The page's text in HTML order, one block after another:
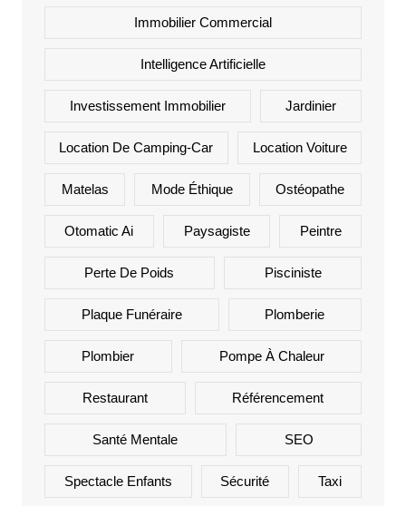
Immobilier Commercial
Intelligence Artificielle
Investissement Immobilier Jardinier
Location De Camping-Car Location Voiture
Matelas Mode Éthique Ostéopathe
Otomatic Ai Paysagiste Peintre
Perte De Poids Pisciniste
Plaque Funéraire Plomberie
Plombier Pompe À Chaleur
Restaurant Référencement
Santé Mentale SEO
Spectacle Enfants Sécurité Taxi